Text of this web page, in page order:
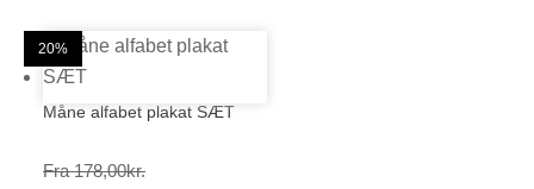
25%
Måne alfabet plakat SÆT
Fra 178,00kr.Prisinterval:
20%
20%
20%
20%
20%
20%
20%
20%
20%
20%
20%